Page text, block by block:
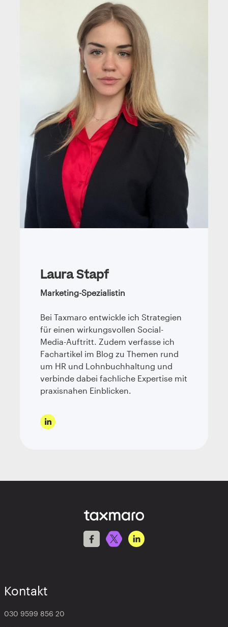
Laura Stapf
Marketing-Spezialistin
Bei Taxmaro entwickle ich Strategien
für einen wirkungsvollen Social-
Media-Auftritt. Zudem verfasse ich
Fachartikel im Blog zu Themen rund
um HR und Lohnbuchhaltung und
verbinde dabei fachliche Expertise mit
praxisnahen Einblicken.
Kontakt
030 9599 856 20